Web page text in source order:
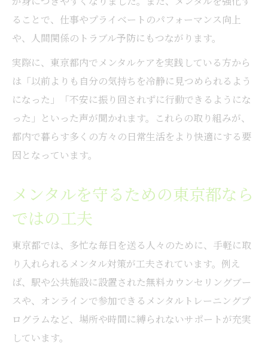
ることで、仕事やプライベートのパフォーマンス向上
や、人間関係のトラブル予防にもつながります。
実際に、東京都内でメンタルケアを実践している方から
は「以前よりも自分の気持ちを冷静に見つめられるよう
になった」「不安に振り回されずに行動できるようにな
った」といった声が聞かれます。これらの取り組みが、
都内で暮らす多くの方々の日常生活をより快適にする要
因となっています。
メンタルを守るための東京都なら
ではの工夫
東京都では、多忙な毎日を送る人々のために、手軽に取
り入れられるメンタル対策が工夫されています。例え
ば、駅や公共施設に設置された無料カウンセリングブー
スや、オンラインで参加できるメンタルトレーニングプ
ログラムなど、場所や時間に縛られないサポートが充実
しています。